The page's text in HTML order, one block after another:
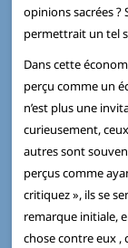
opinions sacrées ?
permettrait un tel
Dans cette
perçu comme un
n’est plus une
curieusement,
autres sont
perçus comme
critiquez », ils se
remarque initiale,
chose contre eux ,